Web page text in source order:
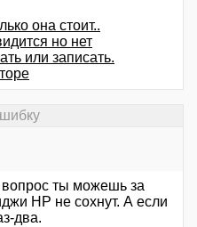
она стоит..
но нет
или записать.
вопрос ты можешь за
НР не сохнут. А если
два.